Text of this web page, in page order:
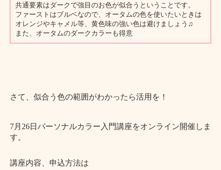
共通要素はダークで強目のお色が似合うということです。
ファーストはブルベなので、オータムの色を使いたいときは
オレンジやキャメル等、黄色味の強い色は避けましょう♫
また、オータムのダークカラーも得意
さて、似合う色の範囲がわかったら活用を！
7月26日パーソナルカラー入門講座をオンライン開催しま
す。
講座内容、申込方法は